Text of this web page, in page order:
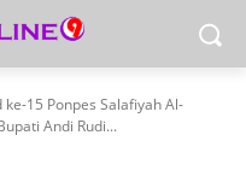
ke-15 Ponpes Salafiyah Al-
Andi Rudi...